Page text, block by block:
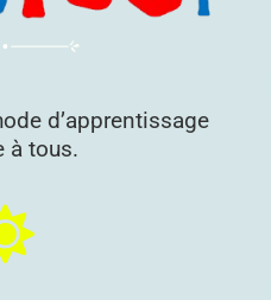
d’apprentissage
à tous.